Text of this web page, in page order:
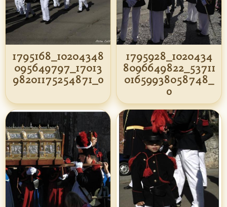
1795168_10204348
095649797_17013
98201175254871_o
1795928_1020434
8096649822_53711
01659938058748_
o